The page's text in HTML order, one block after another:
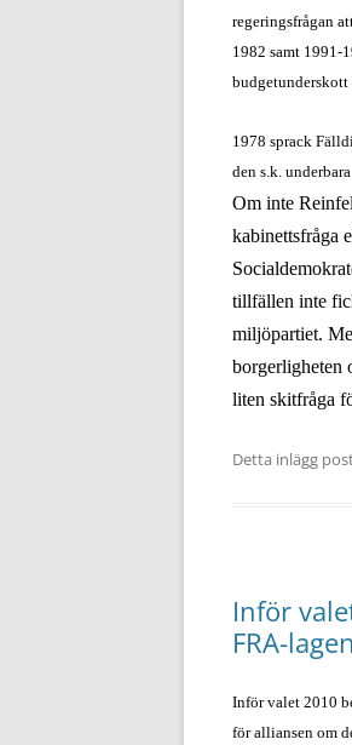
regeringsfrågan
1982 samt 1991-
budgetunderskott
1978 sprack
den s.k.
Om inte
kabinettsfråga
tillfällen inte
miljöpartiet.
borgerligheten
liten skitfråga
Detta inlägg
Inför
FRA-lagen
Inför valet 2010
för alliansen om